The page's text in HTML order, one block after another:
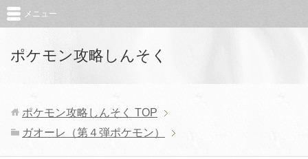
ポケモン攻略しんそく
メニュー
ポケモン攻略しんそく TOP
ガオーレ（第４弾ポケモン）